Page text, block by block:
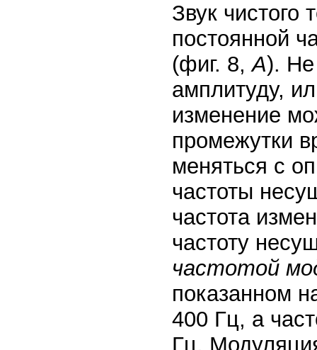
Звук чистого
постоянной
(фиг. 8,А). Не
амплитуду,
изменение
промежутки
меняться с
частоты
частота
частоту
частотой
показанном
400 Гц, а
Гц.